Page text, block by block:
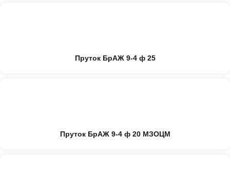
Пруток БрАЖ 9-4 ф 25
Пруток БрАЖ 9-4 ф 20 МЗОЦМ